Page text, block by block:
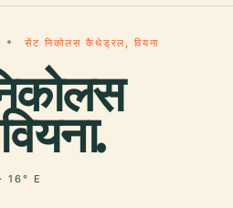
सेंट निकोलस कैथेड्रल, वियना
16° E